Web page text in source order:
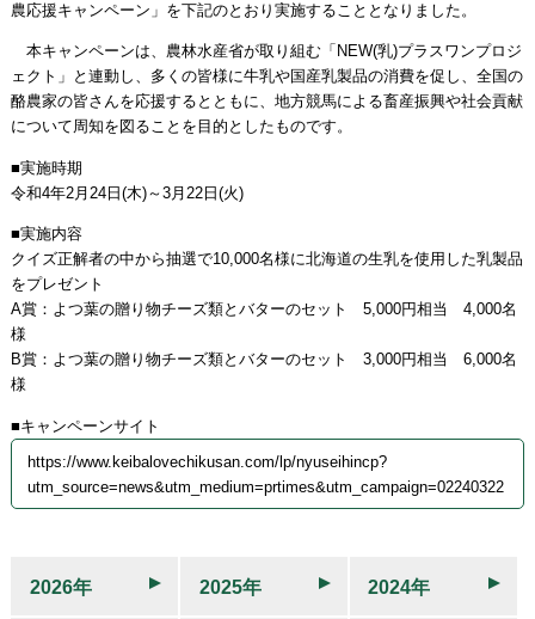
農応援キャンペーン」を下記のとおり実施することとなりました。
本キャンペーンは、農林水産省が取り組む「NEW(乳)プラスワンプロジ
ェクト」と連動し、多くの皆様に牛乳や国産乳製品の消費を促し、全国の
酪農家の皆さんを応援するとともに、地方競馬による畜産振興や社会貢献
について周知を図ることを目的としたものです。
■実施時期
令和4年2月24日(木)～3月22日(火)
■実施内容
クイズ正解者の中から抽選で10,000名様に北海道の生乳を使用した乳製品
をプレゼント
A賞：よつ葉の贈り物チーズ類とバターのセット 5,000円相当 4,000名
様
B賞：よつ葉の贈り物チーズ類とバターのセット 3,000円相当 6,000名
様
■キャンペーンサイト
https://www.keibalovechikusan.com/lp/nyuseihincp?
utm_source=news&utm_medium=prtimes&utm_campaign=02240322
2026年 2025年 2024年